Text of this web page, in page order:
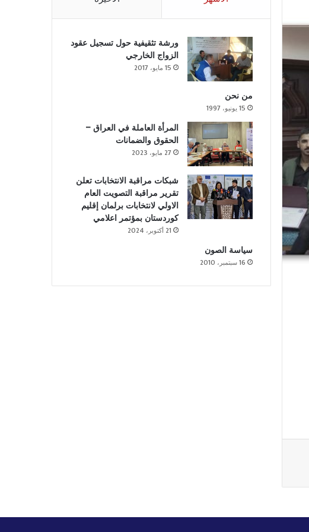
ورشة تثقيفية حول تسجيل عقود
الزواج الخارجي
15 مايو، 2017
من نحن
15 يونيو، 1997
المرأة العاملة في العراق –
الحقوق والضمانات
27 مايو، 2023
شبكات مراقبة الانتخابات تعلن
تقرير مراقبة التصويت العام
الاولي لانتخابات برلمان إقليم
كوردستان بمؤتمر اعلامي
21 أكتوبر، 2024
سياسة الصون
16 سبتمبر، 2010